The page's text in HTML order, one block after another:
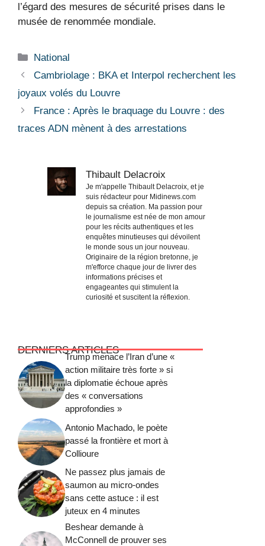
l’égard des mesures de sécurité prises dans le
musée de renommée mondiale.
Catégories
National
Cambriolage : BKA et Interpol recherchent les
joyaux volés du Louvre
France : Après le braquage du Louvre : des
traces ADN mènent à des arrestations
Thibault Delacroix
Je m'appelle Thibault Delacroix, et je
suis rédacteur pour Midinews.com
depuis sa création. Ma passion pour
le journalisme est née de mon amour
pour les récits authentiques et les
enquêtes minutieuses qui dévoilent
le monde sous un jour nouveau.
Originaire de la région bretonne, je
m'efforce chaque jour de livrer des
informations précises et
engageantes qui stimulent la
curiosité et suscitent la réflexion.
DERNIERS ARTICLES
Trump menace l’Iran d’une «
action militaire très forte » si
la diplomatie échoue après
des « conversations
approfondies »
Antonio Machado, le poète
passé la frontière et mort à
Collioure
Ne passez plus jamais de
saumon au micro-ondes
sans cette astuce : il est
juteux en 4 minutes
Beshear demande à
McConnell de prouver ses